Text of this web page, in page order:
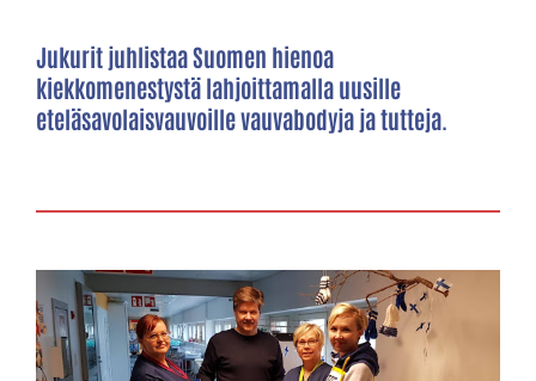
Jukurit juhlistaa Suomen hienoa
kiekkomenestystä lahjoittamalla uusille
eteläsavolaisvauvoille vauvabodyja ja tutteja.